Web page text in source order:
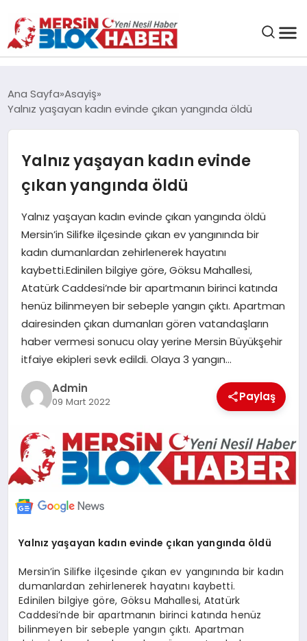
SAĞLIK
ASAYIŞ
EĞITIM
EKONOMI
SANAT
POLITIKA
YAŞAM
SPOR
ILETİŞİM
KÜNYE
Ana Sayfa Asayiş
Yalnız yaşayan kadın evinde çıkan yangında öldü
Yalnız yaşayan kadın evinde
çıkan yangında öldü
Yalnız yaşayan kadın evinde çıkan yangında öldü
Mersin’in Silifke ilçesinde çıkan ev yangınında bir
kadın dumanlardan zehirlenerek hayatını
kaybetti.Edinilen bilgiye göre, Göksu Mahallesi,
Atatürk Caddesi’nde bir apartmanın birinci katında
henüz bilinmeyen bir sebeple yangın çıktı. Apartman
dairesinden çıkan dumanları gören vatandaşların
haber vermesi sonucu olay yerine Mersin Büyükşehir
itfaiye ekipleri sevk edildi. Olaya 3 yangın…
Admin
09 Mart 2022 Paylaş
Yalnız yaşayan kadın evinde çıkan yangında öldü
Mersin’in Silifke ilçesinde çıkan ev yangınında bir kadın
dumanlardan zehirlenerek hayatını kaybetti.
Edinilen bilgiye göre, Göksu Mahallesi, Atatürk
Caddesi’nde bir apartmanın birinci katında henüz
bilinmeyen bir sebeple yangın çıktı. Apartman